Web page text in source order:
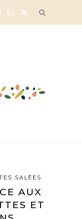
SALÉES
AUX
ET